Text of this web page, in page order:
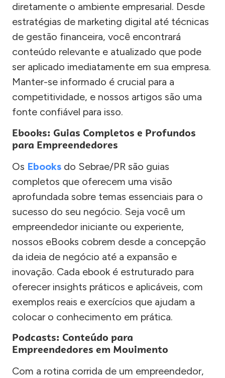
diretamente o ambiente empresarial. Desde
estratégias de marketing digital até técnicas
de gestão financeira, você encontrará
conteúdo relevante e atualizado que pode
ser aplicado imediatamente em sua empresa.
Manter-se informado é crucial para a
competitividade, e nossos artigos são uma
fonte confiável para isso.
Ebooks: Guias Completos e Profundos
para Empreendedores
Os Ebooks do Sebrae/PR são guias
completos que oferecem uma visão
aprofundada sobre temas essenciais para o
sucesso do seu negócio. Seja você um
empreendedor iniciante ou experiente,
nossos eBooks cobrem desde a concepção
da ideia de negócio até a expansão e
inovação. Cada ebook é estruturado para
oferecer insights práticos e aplicáveis, com
exemplos reais e exercícios que ajudam a
colocar o conhecimento em prática.
Podcasts: Conteúdo para
Empreendedores em Movimento
Com a rotina corrida de um empreendedor,